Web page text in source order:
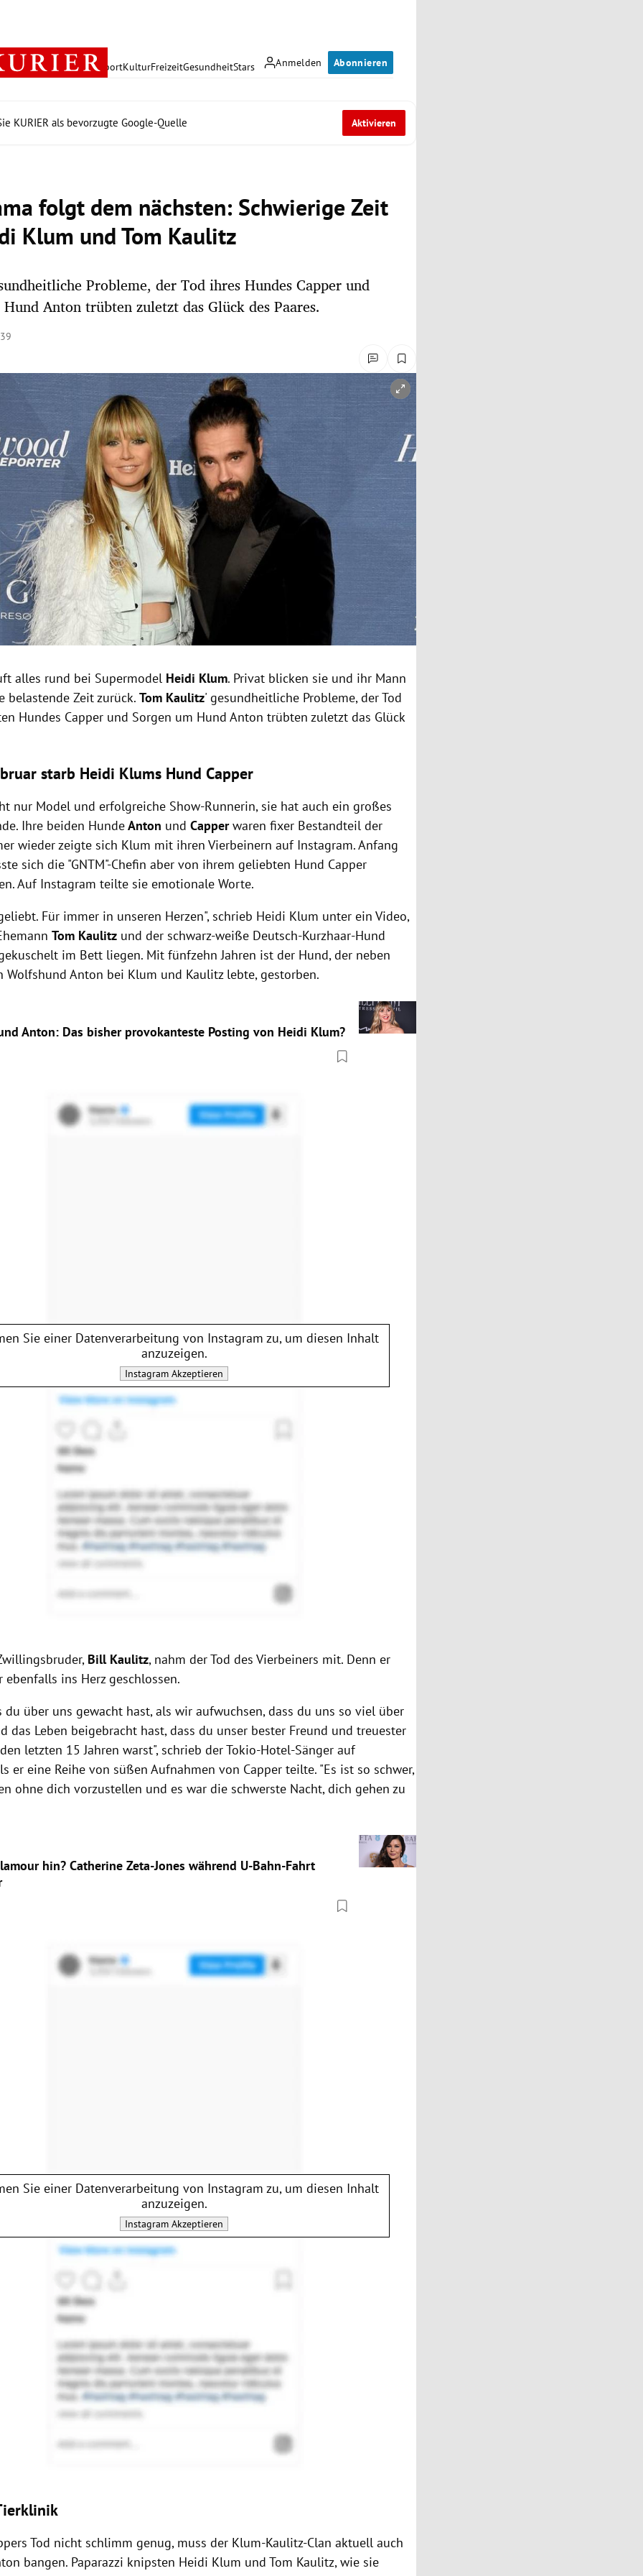
Anmelden Abonnieren
PolitikWirtschaft SportKulturFreizeitGesundheitStars
KURIER als bevorzugte Google-Quelle Aktivieren
folgt dem nächsten: Schwierige Zeit
Klum und Tom Kaulitz
Probleme, der Tod ihres Hundes Capper und
Anton trübten zuletzt das Glück des Paares.
öffnen/schließen
alles rund bei Supermodel Heidi Klum. Privat blicken sie und ihr Mann
belastende Zeit zurück.Tom Kaulitz' gesundheitliche Probleme, der Tod
Hundes Capper und Sorgen um Hund Anton trübten zuletzt das Glück
starb Heidi Klums Hund Capper
nur Model und erfolgreiche Show-Runnerin, sie hat auch ein großes
Ihre beiden HundeAnton undCapperwaren fixer Bestandteil der
wieder zeigte sich Klum mit ihren Vierbeinern auf Instagram. Anfang
sich die "GNTM"-Chefin aber von ihrem geliebten Hund Capper
Auf Instagram teilte sie emotionale Worte.
Für immer in unseren Herzen", schrieb Heidi Klum unter ein Video,
Tom Kaulitz und der schwarz-weiße Deutsch-Kurzhaar-Hund
im Bett liegen. Mit fünfzehn Jahren ist der Hund, der neben
Wolfshund Anton bei Klum und Kaulitz lebte, gestorben.
Anton: Das bisher provokanteste Posting von Heidi Klum?
Sie einer Datenverarbeitung von Instagram zu, um diesen Inhalt
anzuzeigen.
Instagram Akzeptieren
Bill Kaulitz, nahm der Tod des Vierbeiners mit. Denn er
ebenfalls ins Herz geschlossen.
du über uns gewacht hast, als wir aufwuchsen, dass du uns so viel über
das Leben beigebracht hast, dass du unser bester Freund und treuester
letzten 15 Jahren warst", schrieb der Tokio-Hotel-Sänger auf
er eine Reihe von süßen Aufnahmen von Capper teilte. "Es ist so schwer,
ohne dich vorzustellen und es war die schwerste Nacht, dich gehen zu
hin? Catherine Zeta-Jones während U-Bahn-Fahrt
Sie einer Datenverarbeitung von Instagram zu, um diesen Inhalt
anzuzeigen.
Instagram Akzeptieren
Tod nicht schlimm genug, muss der Klum-Kaulitz-Clan aktuell auch
bangen. Paparazzi knipsten Heidi Klum und Tom Kaulitz, wie sie